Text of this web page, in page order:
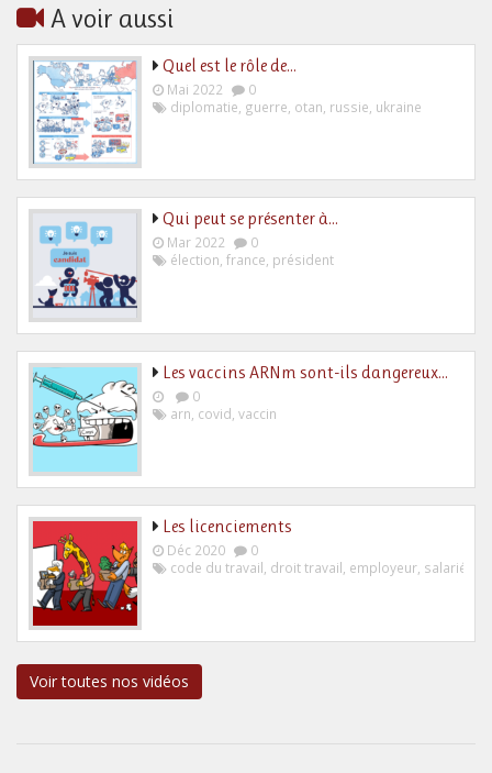
A voir aussi
Quel est le rôle de…
Mai 2022
0
diplomatie guerre otan russie ukraine
Qui peut se présenter à…
Mar 2022
0
élection france président
Les vaccins ARNm sont-ils dangereux…
0
arn covid vaccin
Les licenciements
Déc 2020
0
code du travail droit travail employeur salarié
Voir toutes nos vidéos